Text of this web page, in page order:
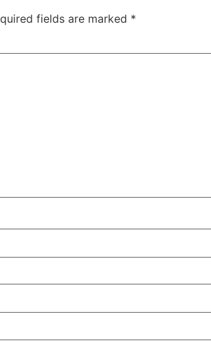
fields are marked *